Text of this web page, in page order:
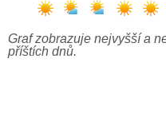
Graf zobrazuje nejvyšší a
příštích dnů.